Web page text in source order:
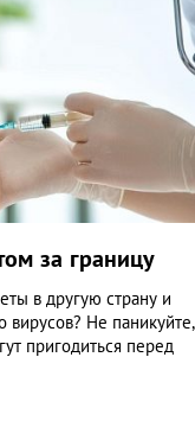
за границу
в другую страну и
вирусов? Не паникуйте,
пригодиться перед